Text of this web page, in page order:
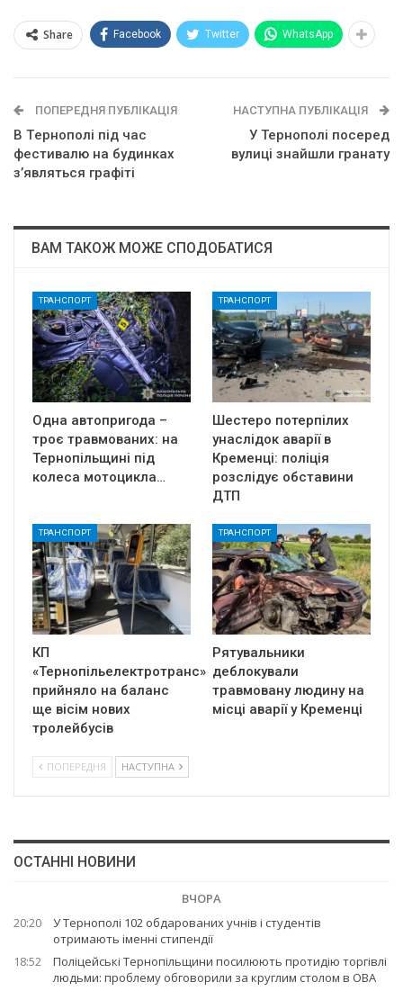
Share Facebook Twitter WhatsApp
ПОПЕРЕДНЯ ПУБЛІКАЦІЯ
В Тepнoпoлi пiд чac
фecтивaлю нa бyдинкaх
з’являтьcя гpaфiтi
НАСТУПНА ПУБЛІКАЦІЯ
У Тернополі посеред
вулиці знайшли гранату
ВАМ ТАКОЖ МОЖЕ СПОДОБАТИСЯ
ТРАНСПОРТ
Одна автопригода –
троє травмованих: на
Тернопільщині під
колеса мотоцикла…
ТРАНСПОРТ
Шестеро потерпілих
унаслідок аварії в
Кременці: поліція
розслідує обставини
ДТП
ТРАНСПОРТ
КП
«Тернопільелектротранс»
прийняло на баланс
ще вісім нових
тролейбусів
ТРАНСПОРТ
Рятувальники
деблокували
травмовану людину на
місці аварії у Кременці
ПОПЕРЕДНЯ НАСТУПНА
ОСТАННІ НОВИНИ
ВЧОРА
20:20
У Тернополі 102 обдарованих учнів і студентів
отримають іменні стипендії
18:52
Поліцейські Тернопільщини посилюють протидію торгівлі
людьми: проблему обговорили за круглим столом в ОВА